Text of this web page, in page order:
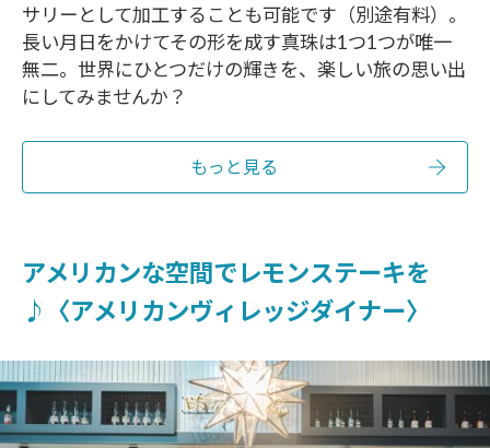
サリーとして加工することも可能です（別途有料）。
長い月日をかけてその形を成す真珠は1つ1つが唯一
無二。世界にひとつだけの輝きを、楽しい旅の思い出
にしてみませんか？
もっと見る
アメリカンな空間でレモンステーキを
♪〈アメリカンヴィレッジダイナー〉